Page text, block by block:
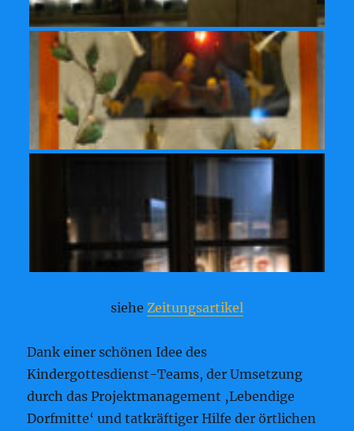
siehe Zeitungsartikel
Dank einer schönen Idee des
Kindergottesdienst-Teams, der Umsetzung
durch das Projektmanagement ‚Lebendige
Dorfmitte‘ und tatkräftiger Hilfe der örtlichen